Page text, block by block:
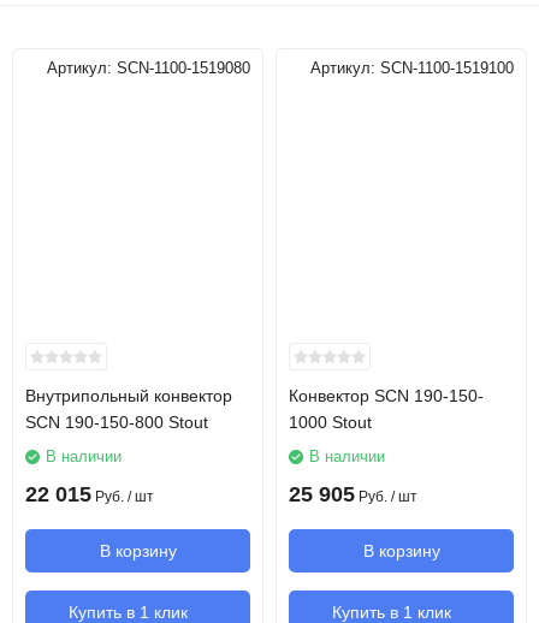
Артикул: SCN-1100-1519080
Внутрипольный конвектор
SCN 190-150-800 Stout
В наличии
22 015 Руб. / шт
В корзину
Купить в 1 клик
Артикул: SCN-1100-1519100
Конвектор SCN 190-150-
1000 Stout
В наличии
25 905 Руб. / шт
В корзину
Купить в 1 клик